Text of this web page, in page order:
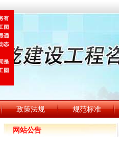
政策法规 规范标准
网站公告